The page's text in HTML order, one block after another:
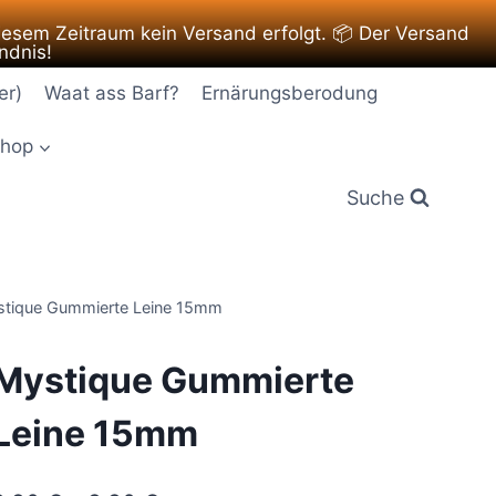
Zeitraum kein Versand erfolgt. 📦 Der Versand
Waat ass Barf? Ernärungsberodung
Suche
Gummierte Leine 15mm
Gummierte
15mm